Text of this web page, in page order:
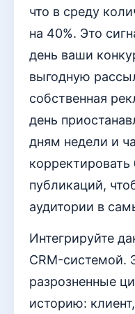
что в среду
на 40%. Это
день ваши
выгодную
собственная
день
дням недели и
публикаций,
аудитории в
Интегрируйте
CRM-системой.
разрозненные
историю: